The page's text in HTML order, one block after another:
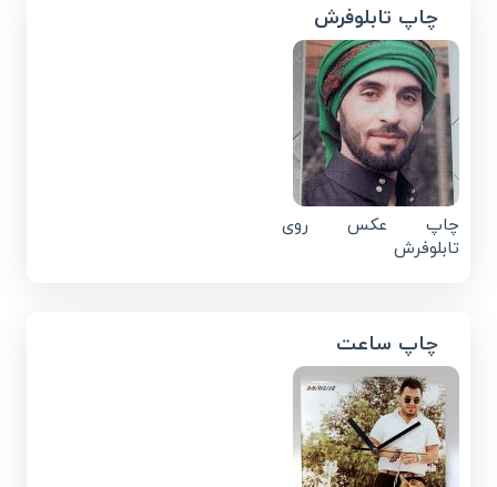
چاپ تابلوفرش
چاپ عکس روی
تابلوفرش
چاپ ساعت